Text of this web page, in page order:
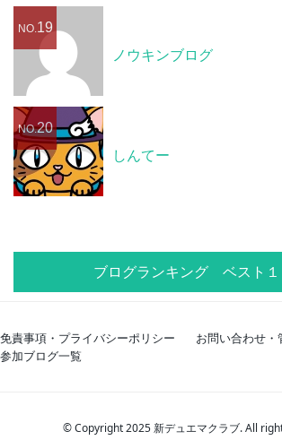
NO. 19
ノウキンブログ
NO.20
しんてー
ブログランキング ベスト１
免責事項・プライバシーポリシー
お問い合わせ・
参加ブログ一覧
© Copyright 2025 新デュエマクラブ. All